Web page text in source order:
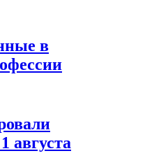
в
августа